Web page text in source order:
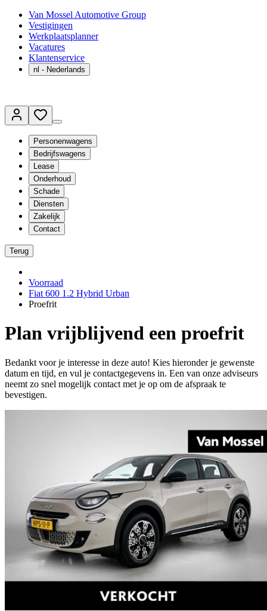
Van Mossel Automotive Group
Vestigingen
Werkplaatsplanner
Vacatures
Klantenservice
nl - Nederlands
Personenwagens
Bedrijfswagens
Lease
Onderhoud
Schade
Diensten
Zakelijk
Contact
Terug
Voorraad
Fiat 600 1.2 Hybrid Urban
Proefrit
Plan vrijblijvend een proefrit
Bedankt voor je interesse in deze auto! Kies hieronder je gewenste
datum en tijd, en vul je contactgegevens in. Een van onze adviseurs
neemt zo snel mogelijk contact met je op om de afspraak te
bevestigen.